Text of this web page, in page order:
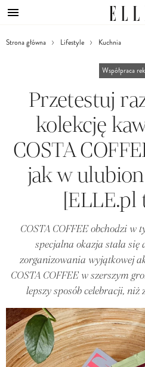
Strona główna Lifestyle Kuchnia
Współpraca
Przetestuj
kolekcję
COSTA
jak w
[ELLE.pl
COSTA COFFEE obchodzi w
specjalna okazja stała się
zorganizowania wyjątkowej
COSTA COFFEE w szerszym
lepszy sposób celebracji,